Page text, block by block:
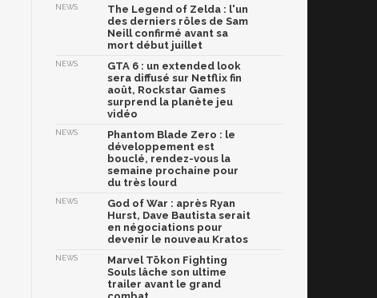
NEWS
The Legend of Zelda : l'un
des derniers rôles de Sam
Neill confirmé avant sa
mort début juillet
NEWS
GTA 6 : un extended look
sera diffusé sur Netflix fin
août, Rockstar Games
surprend la planète jeu
vidéo
NEWS
Phantom Blade Zero : le
développement est
bouclé, rendez-vous la
semaine prochaine pour
du très lourd
NEWS
God of War : après Ryan
Hurst, Dave Bautista serait
en négociations pour
devenir le nouveau Kratos
NEWS
Marvel Tōkon Fighting
Souls lâche son ultime
trailer avant le grand